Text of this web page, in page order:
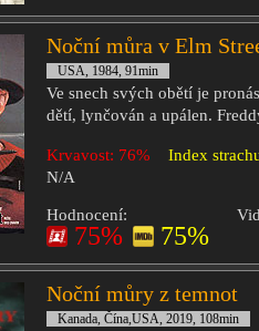
Noční můra v Elm
USA, 1984, 91min
Ve snech svých obětí je
dětí, lynčován a upálen.
Krvavost: 76% Index
N/A
Hodnocení:
75% 75%
Noční můry z temnot
Kanada, Čína,USA, 2019, 108min